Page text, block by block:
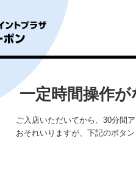
一定時間操作
ご入店いただいてから、30分間
おそれいりますが、下記のボタ